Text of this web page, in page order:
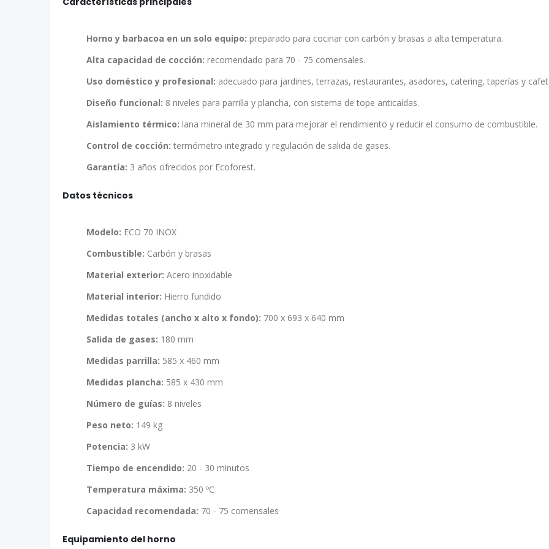
Horno y barbacoa en un solo equipo: preparado para cocinar con carbón y brasas a alta temperatura.
Alta capacidad de cocción: recomendado para 70 - 75 comensales.
Uso doméstico y profesional: adecuado para jardines, terrazas, restaurantes, asadores, catering, taperías y
Diseño funcional: 8 niveles para parrilla y plancha, con sistema de tope anticaídas.
Aislamiento térmico: lana mineral de 30 mm para mejorar el rendimiento y reducir el consumo de combustible.
Control de cocción: termómetro integrado y regulación de salida de gases.
Garantía: 3 años ofrecidos por Ecoforest.
Datos técnicos
Modelo: ECO 70 INOX
Combustible: Carbón y brasas
Material exterior: Acero inoxidable
Material interior: Hierro fundido
Medidas totales (ancho x alto x fondo): 700 x 693 x 640 mm
Salida de gases: 180 mm
Medidas parrilla: 585 x 460 mm
Medidas plancha: 585 x 430 mm
Número de guías: 8 niveles
Peso neto: 149 kg
Potencia: 3 kW
Tiempo de encendido: 20 - 30 minutos
Temperatura máxima: 350 ºC
Capacidad recomendada: 70 - 75 comensales
Equipamiento del horno